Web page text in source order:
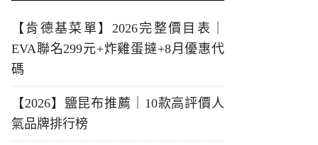
【肯德基菜單】2026完整價目表｜
EVA聯名299元+炸雞蛋撻+8月優惠代
碼
【2026】鹽昆布推薦｜10款高評價人
氣品牌排行榜